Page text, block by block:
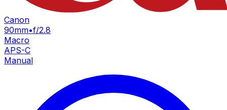
Canon
90mm•f/2.8
Macro
APS-C
Manual